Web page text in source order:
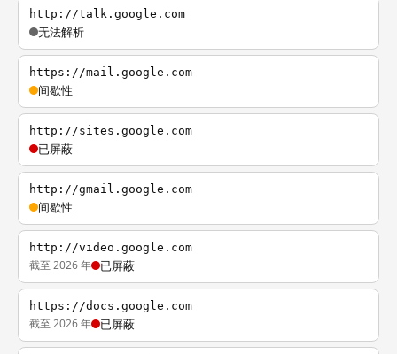
http://talk.google.com
无法解析
https://mail.google.com
间歇性
http://sites.google.com
已屏蔽
http://gmail.google.com
间歇性
http://video.google.com
截至 2026 年 已屏蔽
https://docs.google.com
截至 2026 年 已屏蔽